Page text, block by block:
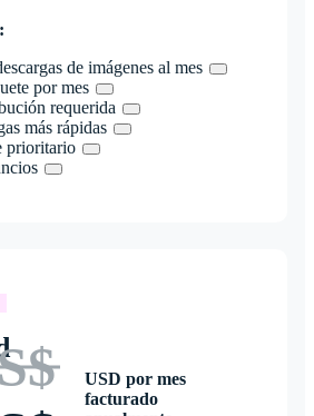
de imágenes al mes
por mes
requerida
más rápidas
prioritario
USD por mes
facturado